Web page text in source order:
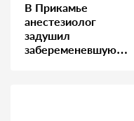
В Прикамье
анестезиолог
задушил
забеременевшую